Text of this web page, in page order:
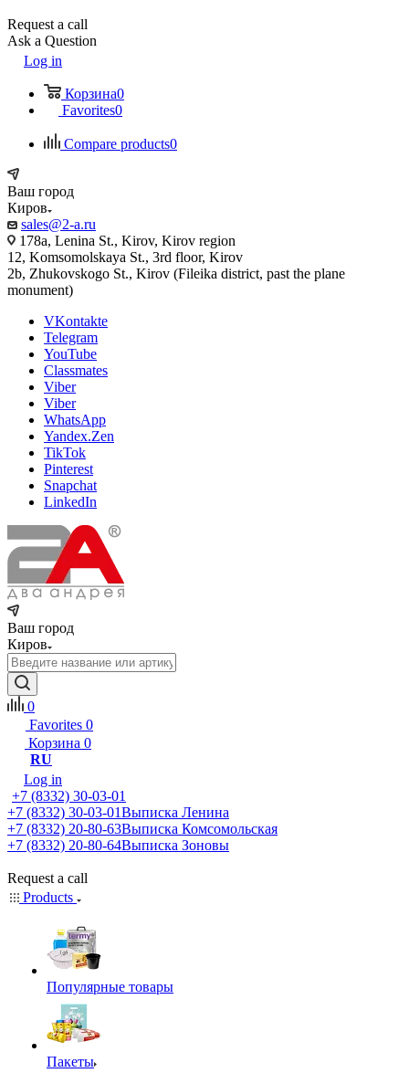
Request a call
Ask a Question
Log in
Корзина0
Favorites0
Compare products0
Ваш город
Киров
sales@2-a.ru
178a, Lenina St., Kirov, Kirov region
12, Komsomolskaya St., 3rd floor, Kirov
2b, Zhukovskogo St., Kirov (Fileika district, past the plane
monument)
VKontakte
Telegram
YouTube
Classmates
Viber
Viber
WhatsApp
Yandex.Zen
TikTok
Pinterest
Snapchat
LinkedIn
Ваш город
Киров
0
Favorites 0
Корзина 0
RU
Log in
+7 (8332) 30-03-01
+7 (8332) 30-03-01Выписка Ленина
+7 (8332) 20-80-63Выписка Комсомольская
+7 (8332) 20-80-64Выписка Зоновы
Request a call
Products
Популярные товары
Пакеты